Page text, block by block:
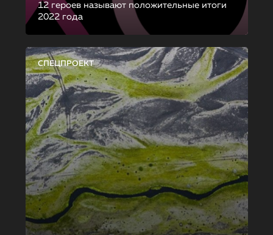
12 героев называют положительные итоги
2022 года
СПЕЦПРОЕКТ